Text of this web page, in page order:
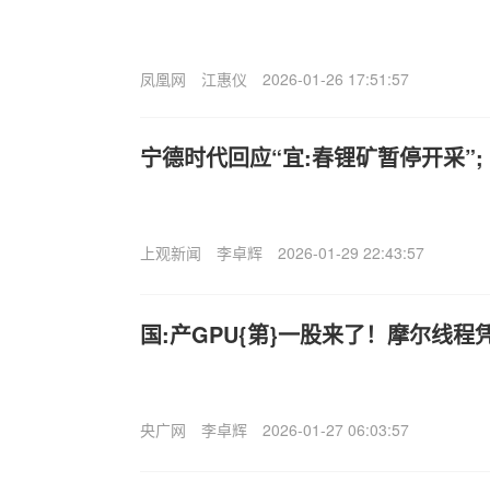
凤凰网 江惠仪 2026-01-26 17:51:57
宁德时代回应“宜:春锂矿暂停开采”;
上观新闻 李卓辉 2026-01-29 22:43:57
国:产GPU{第}一股来了！摩尔线程
央广网 李卓辉 2026-01-27 06:03:57